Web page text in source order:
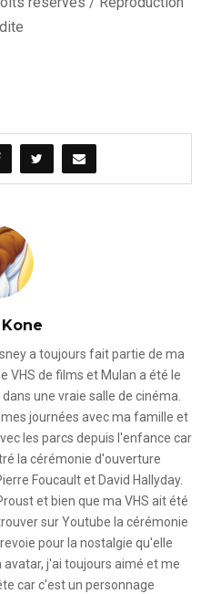
a toujours fait partie de ma
VHS de films et Mulan a été le
une vraie salle de cinéma.
journées avec ma famille et
les parcs depuis l'enfance car
la cérémonie d'ouverture
Foucault et David Hallyday.
et bien que ma VHS ait été
sur Youtube la cérémonie
pour la nostalgie qu'elle
j'ai toujours aimé et me
car c'est un personnage